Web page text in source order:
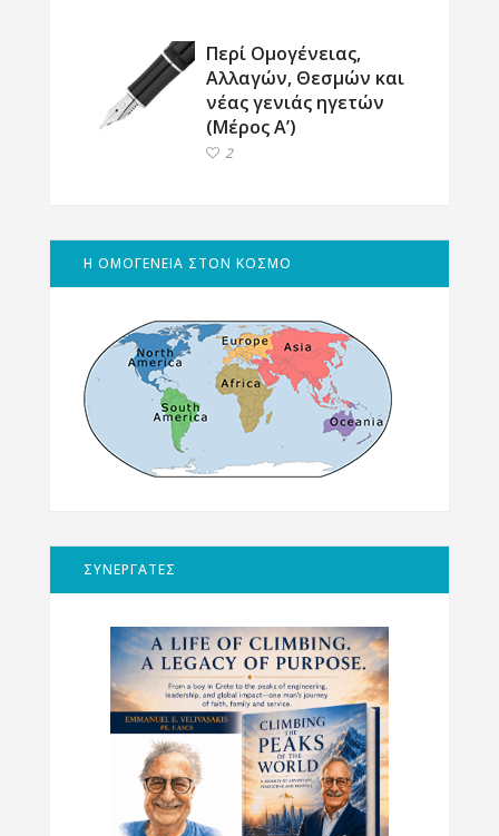
Περί Ομογένειας,
Αλλαγών, Θεσμών και
νέας γενιάς ηγετών
(Μέρος Α’)
2
Η ΟΜΟΓΕΝΕΙΑ ΣΤΟΝ ΚΟΣΜΟ
ΣΥΝΕΡΓΑΤΕΣ